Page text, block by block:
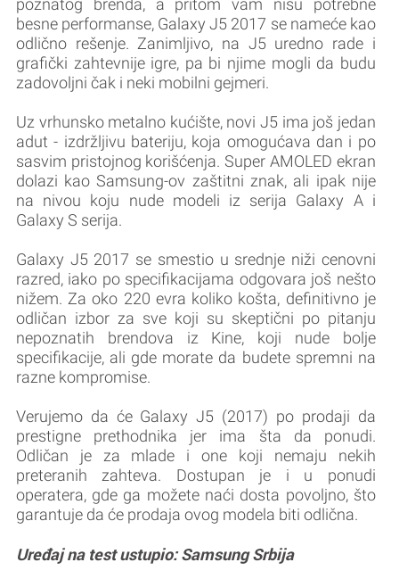
poznatog brenda, a pritom vam nisu potrebne
besne performanse, Galaxy J5 2017 se nameće kao
odlično rešenje. Zanimljivo, na J5 uredno rade i
grafički zahtevnije igre, pa bi njime mogli da budu
zadovoljni čak i neki mobilni gejmeri.
Uz vrhunsko metalno kućište, novi J5 ima još jedan
adut - izdržljivu bateriju, koja omogućava dan i po
sasvim pristojnog korišćenja. Super AMOLED ekran
dolazi kao Samsung-ov zaštitni znak, ali ipak nije
na nivou koju nude modeli iz serija Galaxy A i
Galaxy S serija.
Galaxy J5 2017 se smestio u srednje niži cenovni
razred, iako po specifikacijama odgovara još nešto
nižem. Za oko 220 evra koliko košta, definitivno je
odličan izbor za sve koji su skeptični po pitanju
nepoznatih brendova iz Kine, koji nude bolje
specifikacije, ali gde morate da budete spremni na
razne kompromise.
Verujemo da će Galaxy J5 (2017) po prodaji da
prestigne prethodnika jer ima šta da ponudi.
Odličan je za mlade i one koji nemaju nekih
preteranih zahteva. Dostupan je i u ponudi
operatera, gde ga možete naći dosta povoljno, što
garantuje da će prodaja ovog modela biti odlična.
Uređaj na test ustupio: Samsung Srbija